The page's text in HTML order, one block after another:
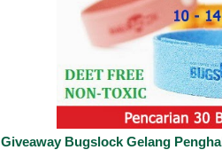
Giveaway Bugslock Gelang